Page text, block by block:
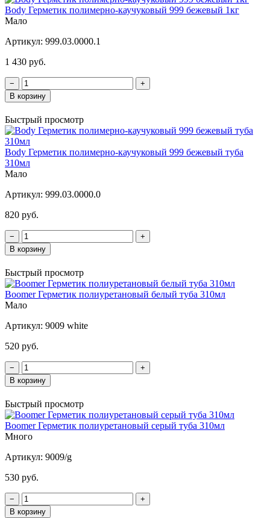
Body Герметик полимерно-каучуковый 999 бежевый 1кг
Мало
Артикул: 999.03.0000.1
1 430 руб.
−
+
В корзину
Быстрый просмотр
Body Герметик полимерно-каучуковый 999 бежевый туба
310мл
Мало
Артикул: 999.03.0000.0
820 руб.
−
+
В корзину
Быстрый просмотр
Boomer Герметик полиуретановый белый туба 310мл
Мало
Артикул: 9009 white
520 руб.
−
+
В корзину
Быстрый просмотр
Boomer Герметик полиуретановый серый туба 310мл
Много
Артикул: 9009/g
530 руб.
−
+
В корзину